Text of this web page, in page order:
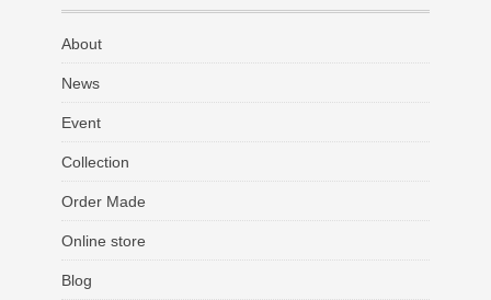
About
News
Event
Collection
Order Made
Online store
Blog